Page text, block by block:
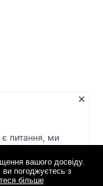
вашого досвіду.
погоджуєтесь з
більше